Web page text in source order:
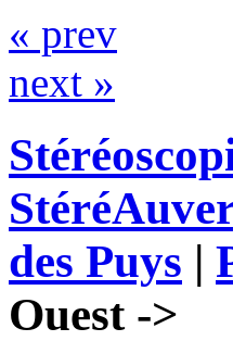
« prev
next »
des Puys |
Ouest ->